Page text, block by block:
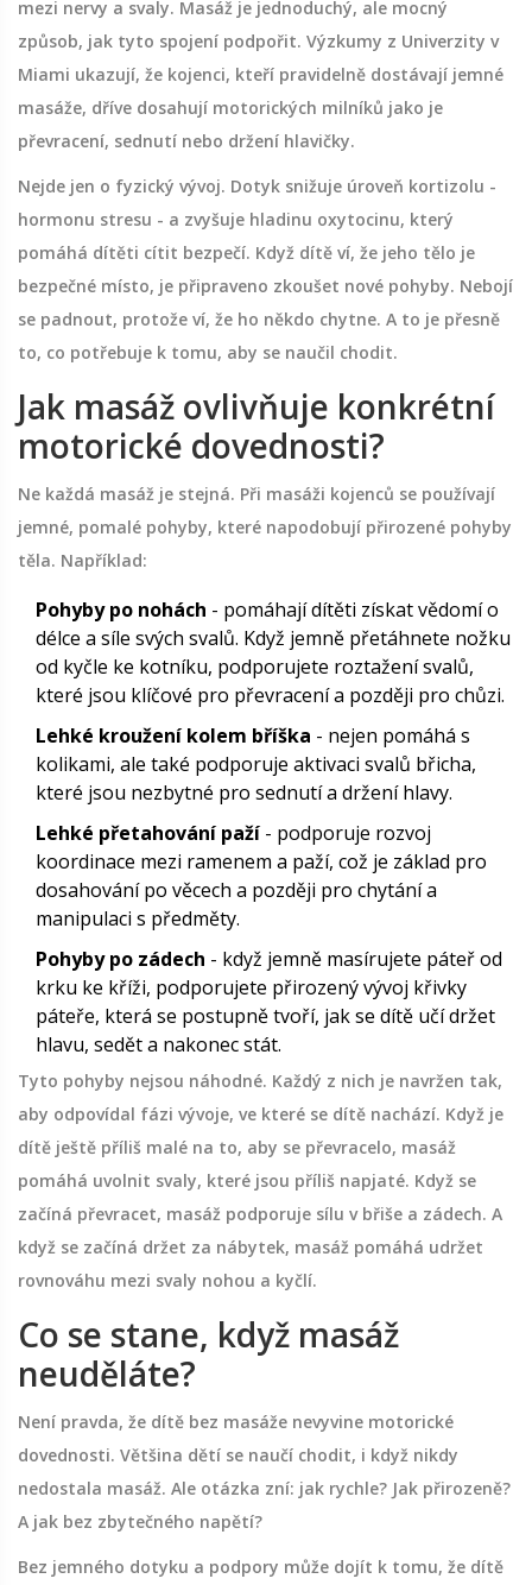
mezi nervy a svaly. Masáž je jednoduchý, ale mocný
způsob, jak tyto spojení podpořit. Výzkumy z Univerzity v
Miami ukazují, že kojenci, kteří pravidelně dostávají jemné
masáže, dříve dosahují motorických milníků jako je
převracení, sednutí nebo držení hlavičky.
Nejde jen o fyzický vývoj. Dotyk snižuje úroveň kortizolu -
hormonu stresu - a zvyšuje hladinu oxytocinu, který
pomáhá dítěti cítit bezpečí. Když dítě ví, že jeho tělo je
bezpečné místo, je připraveno zkoušet nové pohyby. Nebojí
se padnout, protože ví, že ho někdo chytne. A to je přesně
to, co potřebuje k tomu, aby se naučil chodit.
Jak masáž ovlivňuje konkrétní
motorické dovednosti?
Ne každá masáž je stejná. Při masáži kojenců se používají
jemné, pomalé pohyby, které napodobují přirozené pohyby
těla. Například:
Pohyby po nohách - pomáhají dítěti získat vědomí o
délce a síle svých svalů. Když jemně přetáhnete nožku
od kyčle ke kotníku, podporujete roztažení svalů,
které jsou klíčové pro převracení a později pro chůzi.
Lehké kroužení kolem bříška - nejen pomáhá s
kolikami, ale také podporuje aktivaci svalů břicha,
které jsou nezbytné pro sednutí a držení hlavy.
Lehké přetahování paží - podporuje rozvoj
koordinace mezi ramenem a paží, což je základ pro
dosahování po věcech a později pro chytání a
manipulaci s předměty.
Pohyby po zádech - když jemně masírujete páteř od
krku ke kříži, podporujete přirozený vývoj křivky
páteře, která se postupně tvoří, jak se dítě učí držet
hlavu, sedět a nakonec stát.
Tyto pohyby nejsou náhodné. Každý z nich je navržen tak,
aby odpovídal fázi vývoje, ve které se dítě nachází. Když je
dítě ještě příliš malé na to, aby se převracelo, masáž
pomáhá uvolnit svaly, které jsou příliš napjaté. Když se
začíná převracet, masáž podporuje sílu v břiše a zádech. A
když se začíná držet za nábytek, masáž pomáhá udržet
rovnováhu mezi svaly nohou a kyčlí.
Co se stane, když masáž
neuděláte?
Není pravda, že dítě bez masáže nevyvine motorické
dovednosti. Většina dětí se naučí chodit, i když nikdy
nedostala masáž. Ale otázka zní: jak rychle? Jak přirozeně?
A jak bez zbytečného napětí?
Bez jemného dotyku a podpory může dojít k tomu, že dítě